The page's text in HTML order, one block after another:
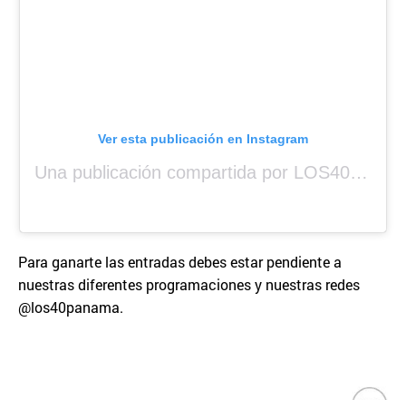
Ver esta publicación en Instagram
Una publicación compartida por LOS40 Panamá (@los40panama)
Para ganarte las entradas debes estar pendiente a
nuestras diferentes programaciones y nuestras redes
@los40panama.